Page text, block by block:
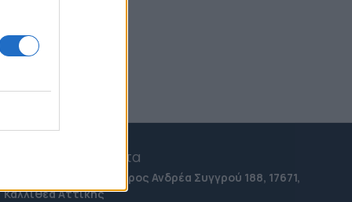
10:48
Καρυστιανού
15:16
e-ota.gr | Ταυτότητα
Λεωφόρος Ανδρέα Συγγρού 188, 17671,
Καλλιθέα Αττικής